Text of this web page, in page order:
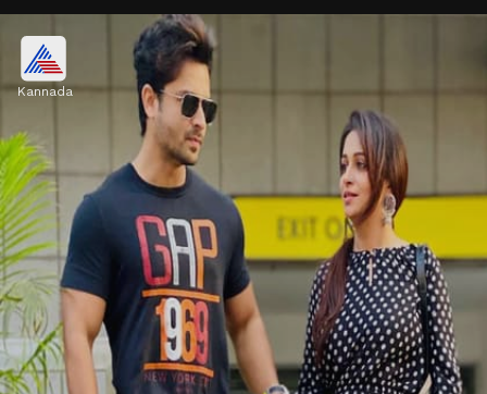
Kannada